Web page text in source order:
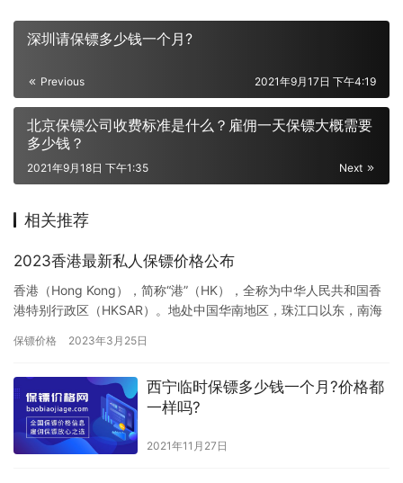
深圳请保镖多少钱一个月?
Previous 2021年9月17日 下午4:19
北京保镖公司收费标准是什么？雇佣一天保镖大概需要
多少钱？
Next
2021年9月18日 下午1:35
相关推荐
2023香港最新私人保镖价格公布
香港（Hong Kong），简称“港”（HK），全称为中华人民共和国香
港特别行政区（HKSAR）。地处中国华南地区，珠江口以东，南海
保镖价格 2023年3月25日
西宁临时保镖多少钱一个月?价格都
一样吗?
2021年11月27日